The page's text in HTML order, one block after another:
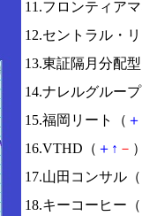
11.フロンティア
12.セントラル・
13.東証隔月分配
14.ナレルグルー
15.福岡リート（ ＋
16.VTHD（ ＋ ↑ －
17.山田コンサル（
18.キーコーヒー（